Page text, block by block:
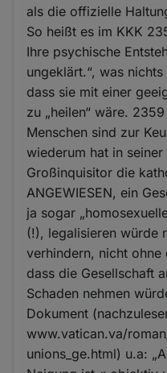
als die offizielle
So heißt es im KKK
Ihre psychische
ungeklärt.“, was
dass sie mit einer
zu „heilen“ wäre.
Menschen sind zur
wiederum hat in
Großinquisitor die
ANGEWIESEN, ein
ja sogar
(!), legalisieren würde
verhindern, nicht ohne
dass die Gesellschaft
Schaden nehmen
Dokument
www.vatican.va/
unions_ge.html) u.a: